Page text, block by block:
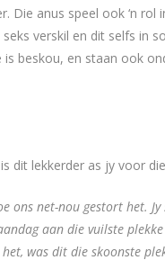
Die anus speel ook ‘n
verskil en dit selfs in
beskou, en staan ook
dit lekkerder as jy voor
ons net-nou gestort het.
aan die vuilste
was dit die skoonste